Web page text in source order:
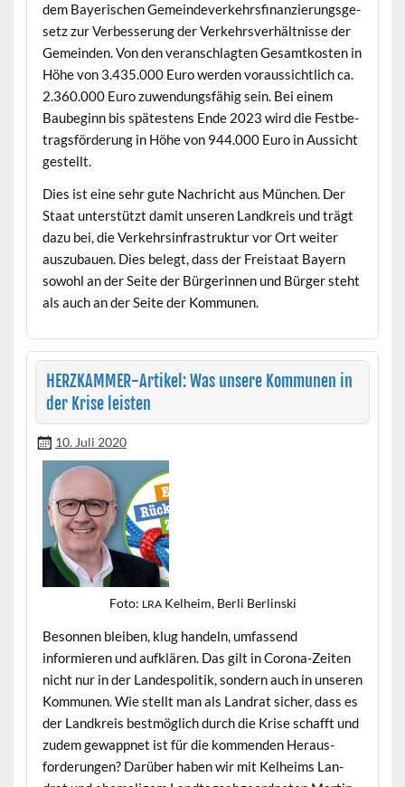
dem Bay­erischen Gemein­de­v­erkehrs­fi­nanzierungs­ge­
setz zur Verbesserung der Verkehrsver­hält­nisse der
Gemein­den. Von den ver­an­schlagten Gesamtkosten in
Höhe von 3.435.000 Euro wer­den voraus­sichtlich ca.
2.360.000 Euro zuwen­dungs­fähig sein. Bei einem
Baube­ginn bis spätestens Ende 2023 wird die Fes­t­be­
trags­förderung in Höhe von 944.000 Euro in Aus­sicht
gestellt.
Dies ist eine sehr gute Nachricht aus München. Der
Staat unter­stützt damit unseren Land­kreis und trägt
dazu bei, die Verkehrsin­fra­struk­tur vor Ort weit­er
auszubauen. Dies belegt, dass der Freis­taat Bay­ern
sowohl an der Seite der Bürg­erin­nen und Bürg­er ste­ht
als auch an der Seite der Kommunen.
HERZKAMMER-Artikel: Was unsere Kommunen in
der Krise leisten
10. Juli 2020
Foto: LRAKel­heim, Berli Berlinski
Beson­nen bleiben, klug han­deln, umfassend
informieren und aufk­lären. Das gilt in Coro­na-Zeit­en
nicht nur in der Lan­despoli­tik, son­dern auch in unseren
Kom­munen. Wie stellt man als Lan­drat sich­er, dass es
der Land­kreis best­möglich durch die Krise schafft und
zudem gewapp­net ist für die kom­menden Her­aus­
forderun­gen? Darüber haben wir mit Kel­heims Lan­